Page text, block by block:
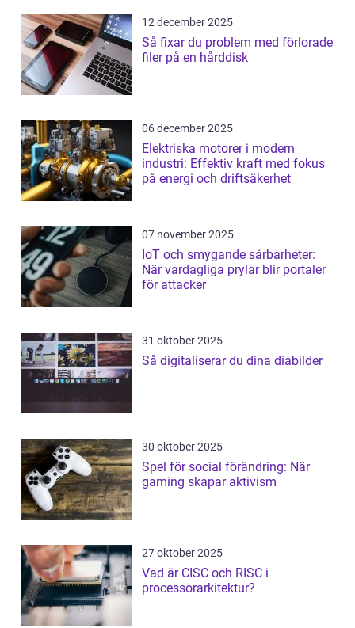
12 december 2025
Så fixar du problem med förlorade
filer på en hårddisk
06 december 2025
Elektriska motorer i modern
industri: Effektiv kraft med fokus
på energi och driftsäkerhet
07 november 2025
IoT och smygande sårbarheter:
När vardagliga prylar blir portaler
för attacker
31 oktober 2025
Så digitaliserar du dina diabilder
30 oktober 2025
Spel för social förändring: När
gaming skapar aktivism
27 oktober 2025
Vad är CISC och RISC i
processorarkitektur?